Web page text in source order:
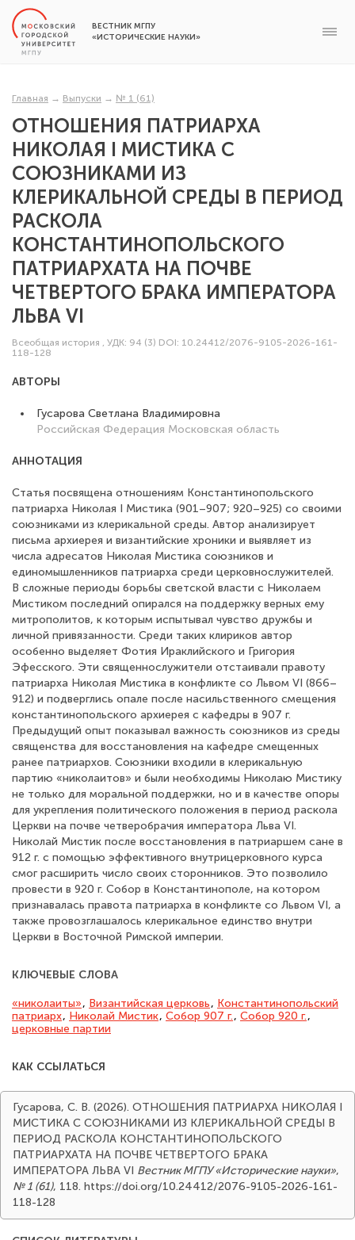
ВЕСТНИК МГПУ
«ИСТОРИЧЕСКИЕ НАУКИ»
Главная → Выпуски → № 1 (61)
ОТНОШЕНИЯ ПАТРИАРХА
НИКОЛАЯ I МИСТИКА С
СОЮЗНИКАМИ ИЗ
КЛЕРИКАЛЬНОЙ СРЕДЫ В ПЕРИОД
РАСКОЛА
КОНСТАНТИНОПОЛЬСКОГО
ПАТРИАРХАТА НА ПОЧВЕ
ЧЕТВЕРТОГО БРАКА ИМПЕРАТОРА
ЛЬВА VI
Всеобщая история , УДК: 94 (3) DOI: 10.24412/2076-9105-2026-161-
118-128
АВТОРЫ
Гусарова Светлана Владимировна
Российская Федерация Московская область
АННОТАЦИЯ
Статья посвящена отношениям Константинопольского
патриарха Николая I Мистика (901–907; 920–925) со своими
союзниками из клерикальной среды. Автор анализирует
письма архиерея и византийские хроники и выявляет из
числа адресатов Николая Мистика союзников и
единомышленников патриарха среди церковнослужителей.
В сложные периоды борьбы светской власти с Николаем
Мистиком последний опирался на поддержку верных ему
митрополитов, к которым испытывал чувство дружбы и
личной привязанности. Среди таких клириков автор
особенно выделяет Фотия Ираклийского и Григория
Эфесского. Эти священнослужители отстаивали правоту
патриарха Николая Мистика в конфликте со Львом VI (866–
912) и подверглись опале после насильственного смещения
константинопольского архиерея с кафедры в 907 г.
Предыдущий опыт показывал важность союзников из среды
священства для восстановления на кафедре смещенных
ранее патриархов. Союзники входили в клерикальную
партию «николаитов» и были необходимы Николаю Мистику
не только для моральной поддержки, но и в качестве опоры
для укрепления политического положения в период раскола
Церкви на почве четверобрачия императора Льва VI.
Николай Мистик после восстановления в патриаршем сане в
912 г. с помощью эффективного внутрицерковного курса
смог расширить число своих сторонников. Это позволило
провести в 920 г. Собор в Константинополе, на котором
признавалась правота патриарха в конфликте со Львом VI, а
также провозглашалось клерикальное единство внутри
Церкви в Восточной Римской империи.
КЛЮЧЕВЫЕ СЛОВА
«николаиты», Византийская церковь, Константинопольский
патриарх, Николай Мистик, Собор 907 г., Собор 920 г.,
церковные партии
КАК ССЫЛАТЬСЯ
Гусарова, С. В. (2026). ОТНОШЕНИЯ ПАТРИАРХА НИКОЛАЯ I
МИСТИКА С СОЮЗНИКАМИ ИЗ КЛЕРИКАЛЬНОЙ СРЕДЫ В
ПЕРИОД РАСКОЛА КОНСТАНТИНОПОЛЬСКОГО
ПАТРИАРХАТА НА ПОЧВЕ ЧЕТВЕРТОГО БРАКА
ИМПЕРАТОРА ЛЬВА VI Вестник МГПУ «Исторические науки»,
№ 1 (61), 118. https://doi.org/10.24412/2076-9105-2026-161-
118-128